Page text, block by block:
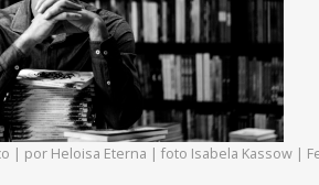
| por Heloisa Eterna | foto Isabela Kassow |